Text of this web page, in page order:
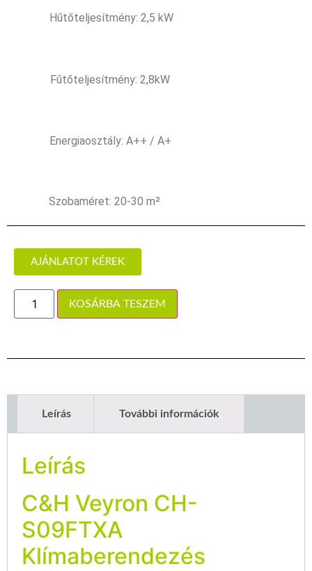
Hűtőteljesítmény: 2,5 kW
Fűtőteljesítmény: 2,8kW
Energiaosztály: A++ / A+
Szobaméret: 20-30 m²
AJÁNLATOT KÉREK
KOSÁRBA TESZEM
Leírás További információk
Leírás
C&H Veyron CH-
S09FTXA
Klímaberendezés